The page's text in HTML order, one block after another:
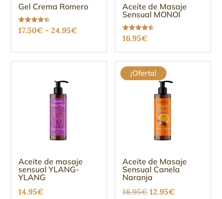
Gel Crema Romero
Valorado
con
17.50€ - 24.95€
Aceite de Masaje
Sensual MONOI
Valorado
con
de 5
16.95€
Aceite de masaje
sensual YLANG-
YLANG
14.95€
¡Oferta!
Aceite de Masaje
Sensual Canela
Naranja
16.95€ El
12.95€